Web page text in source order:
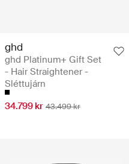
ghd
ghd Platinum+ Gift Set
- Hair Straightener -
Sléttujárn
34.799 kr 43.499 kr